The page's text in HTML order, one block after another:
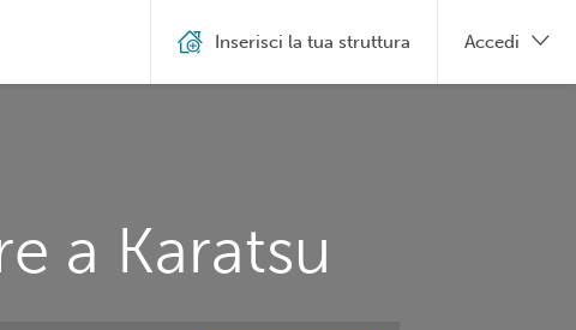
a Karatsu
Inserisci la tua struttura Accedi